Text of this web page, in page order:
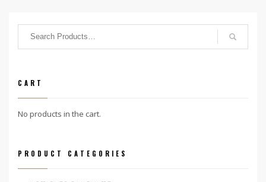
CART
No products in the cart.
PRODUCT CATEGORIES